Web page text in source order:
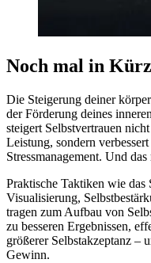
Noch mal in
Die Steigerung deiner
der Förderung deines
steigert Selbstvertrauen
Leistung, sondern
Stressmanagement. Und
Praktische Taktiken wie das
Visualisierung,
tragen zum Aufbau von
zu besseren Ergebnissen,
größerer Selbstakzeptanz –
Gewinn.